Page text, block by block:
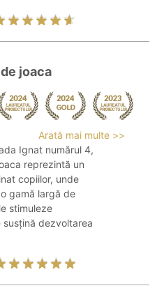
joaca
Arată mai multe >>
Ignat numărul 4,
reprezintă un
copiilor, unde
gamă largă de
stimuleze
dezvoltarea